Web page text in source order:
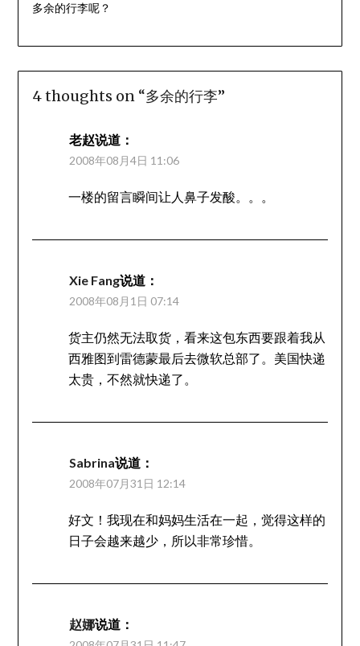
多余的行李呢？
4 thoughts on “多余的行李”
老赵说道：
2008年08月4日 11:06
一楼的留言瞬间让人鼻子发酸。。。
Xie Fang说道：
2008年08月1日 07:14
货主仍然无法取货，看来这包东西要跟着我从
西雅图到雷德蒙最后去微软总部了。美国快递
太贵，不然就快递了。
Sabrina说道：
2008年07月31日 12:14
好文！我现在和妈妈生活在一起，觉得这样的
日子会越来越少，所以非常珍惜。
赵娜说道：